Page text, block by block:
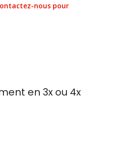
nous pour
en 3x ou 4x